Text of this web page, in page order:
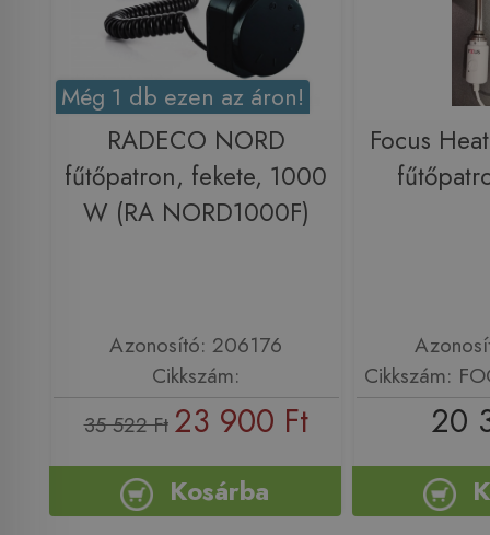
Még 1 db ezen az áron!
RADECO NORD
fűtőpatron, fekete, 1000
W (RA NORD1000F)
Azonosító: 206176
Cikkszám:
35 522 Ft 23 900 Ft
Kosárba
Focus
Cikkszám:
20